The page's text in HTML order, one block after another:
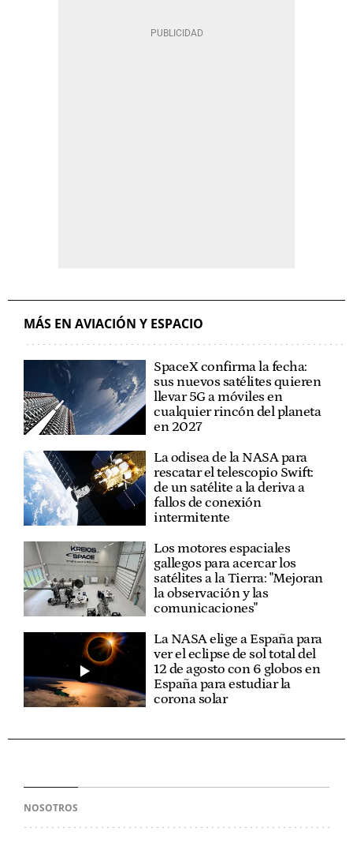
MÁS EN AVIACIÓN Y ESPACIO
SpaceX confirma la fecha:
sus nuevos satélites quieren
llevar 5G a móviles en
cualquier rincón del planeta
en 2027
La odisea de la NASA para
rescatar el telescopio Swift:
de un satélite a la deriva a
fallos de conexión
intermitente
Los motores espaciales
gallegos para acercar los
satélites a la Tierra: "Mejoran
la observación y las
comunicaciones"
La NASA elige a España para
ver el eclipse de sol total del
12 de agosto con 6 globos en
España para estudiar la
corona solar
NOSOTROS